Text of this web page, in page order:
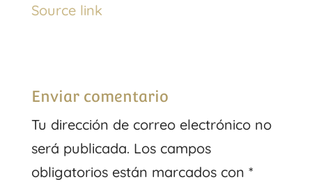
Source link
Enviar comentario
Tu dirección de correo electrónico no
será publicada. Los campos
obligatorios están marcados con *